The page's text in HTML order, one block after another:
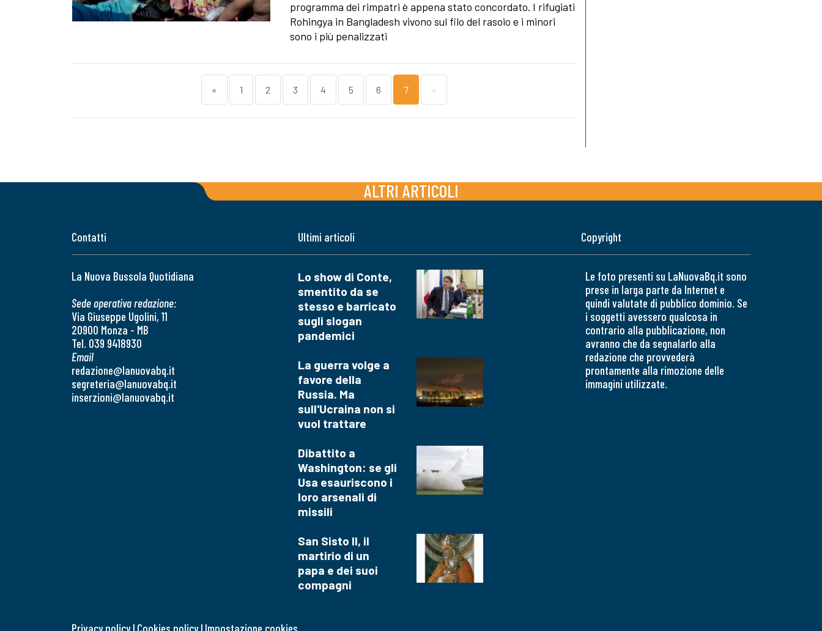
programma dei rimpatri è appena stato concordato. I rifugiati
Rohingya in Bangladesh vivono sul filo del rasoio e i minori
sono i più penalizzati
« 1 2 3 4 5 6 7 »
ALTRI ARTICOLI
Contatti
La Nuova Bussola Quotidiana
Sede operativa redazione:
Via Giuseppe Ugolini, 11
20900 Monza - MB
Tel. 039 9418930
Email
redazione@lanuovabq.it
segreteria@lanuovabq.it
inserzioni@lanuovabq.it
Ultimi articoli
Lo show di Conte,
smentito da se
stesso e barricato
sugli slogan
pandemici
La guerra volge a
favore della
Russia. Ma
sull'Ucraina non si
vuol trattare
Dibattito a
Washington: se gli
Usa esauriscono i
loro arsenali di
missili
San Sisto II, il
martirio di un
papa e dei suoi
compagni
Copyright
Le foto presenti su LaNuovaBq.it sono
prese in larga parte da Internet e
quindi valutate di pubblico dominio. Se
i soggetti avessero qualcosa in
contrario alla pubblicazione, non
avranno che da segnalarlo alla
redazione che provvederà
prontamente alla rimozione delle
immagini utilizzate.